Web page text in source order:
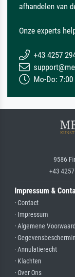
afhandelen van
Onze experts
+43 4257
Mo-Do: 7:00
9586
+43
Impressum &
· Contact
· Impressum
· Algemene
·
· Annulatierecht
· Klachten
· Over Ons